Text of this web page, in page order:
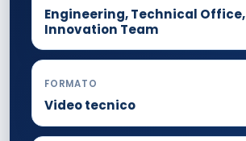
Engineering, Technical Office,
Innovation Team
FORMATO
Video tecnico